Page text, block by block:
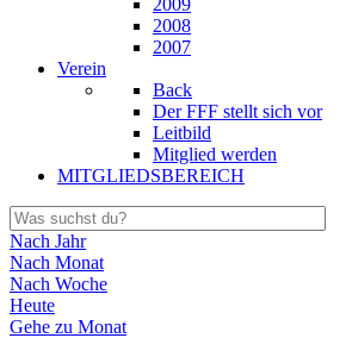
2009
2008
2007
Verein
Back
Der FFF stellt sich vor
Leitbild
Mitglied werden
MITGLIEDSBEREICH
Nach Jahr
Nach Monat
Nach Woche
Heute
Gehe zu Monat